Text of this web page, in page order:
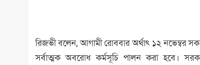
রিজভী বলেন, আগামী রোববার অর্থাৎ ১২ নভেম্বর
সর্বাত্মক অবরোধ কর্মসূচি পালন করা হবে।